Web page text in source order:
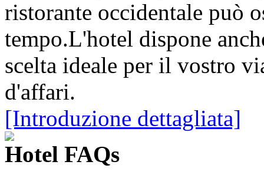
ristorante occidentale può
tempo.L'hotel dispone
scelta ideale per il vostro
d'affari.
[Introduzione dettagliata]
Hotel FAQs